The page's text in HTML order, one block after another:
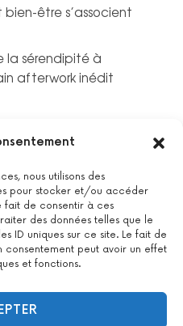
nous utilisons des
pour stocker et/ou accéder
fait de consentir à ces
des données telles que le
ID uniques sur ce site. Le fait de
consentement peut avoir un effet
et fonctions.
bien-être s’associent
la sérendipité à
afterwork inédit
au titre de la catégorie
Voir le certificat